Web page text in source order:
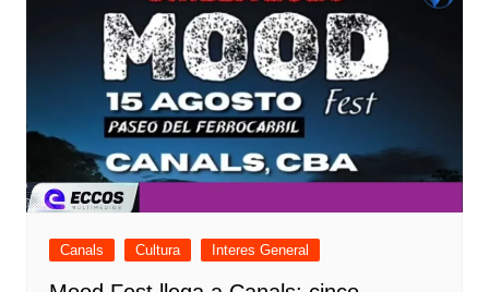
Canals Cultura Interes General